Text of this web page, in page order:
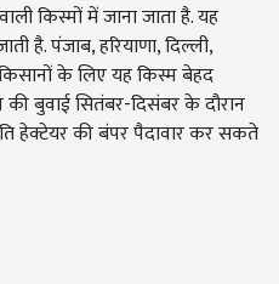
किस्मों में जाना जाता है. यह
है. पंजाब, हरियाणा, दिल्ली,
के लिए यह किस्म बेहद
बुवाई सितंबर-दिसंबर के दौरान
हेक्टेयर की बंपर पैदावार कर सकते